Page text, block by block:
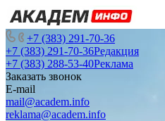
+7 (383) 291-70-36
+7 (383) 291-70-36Редакция
+7 (383) 288-53-40Реклама
Заказать звонок
E-mail
mail@academ.info
reklama@academ.info